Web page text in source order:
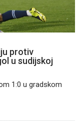
protiv
u sudijskoj
1:0 u gradskom